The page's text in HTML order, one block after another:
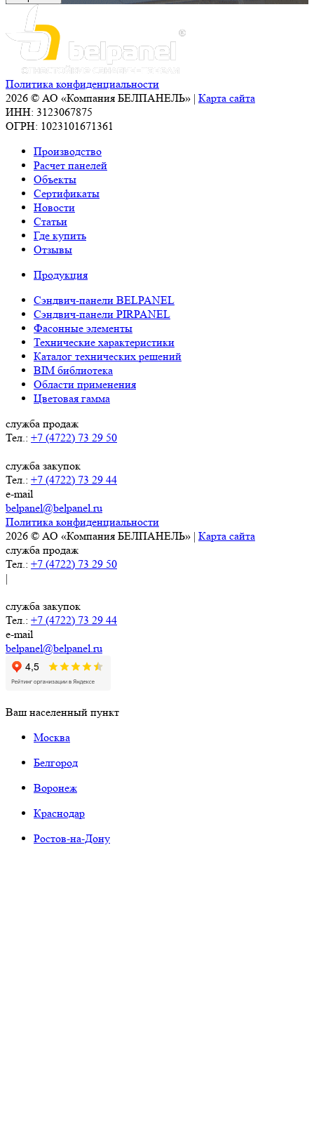
Политика конфиденциальности
2026 © АО «Компания БЕЛПАНЕЛЬ» | Карта сайта
ИНН: 3123067875
ОГРН: 1023101671361
Производство
Расчет панелей
Объекты
Сертификаты
Новости
Статьи
Где купить
Отзывы
Продукция
Сэндвич-панели BELPANEL
Сэндвич-панели PIRPANEL
Фасонные элементы
Технические характеристики
Каталог технических решений
BIM библиотека
Области применения
Цветовая гамма
служба продаж
Тел.: +7 (4722) 73 29 50
служба закупок
Тел.: +7 (4722) 73 29 44
e-mail
belpanel@belpanel.ru
Политика конфиденциальности
2026 © АО «Компания БЕЛПАНЕЛЬ» | Карта сайта
служба продаж
Тел.: +7 (4722) 73 29 50
|
служба закупок
Тел.: +7 (4722) 73 29 44
e-mail
belpanel@belpanel.ru
Ваш населенный пункт
Москва
Белгород
Воронеж
Краснодар
Ростов-на-Дону